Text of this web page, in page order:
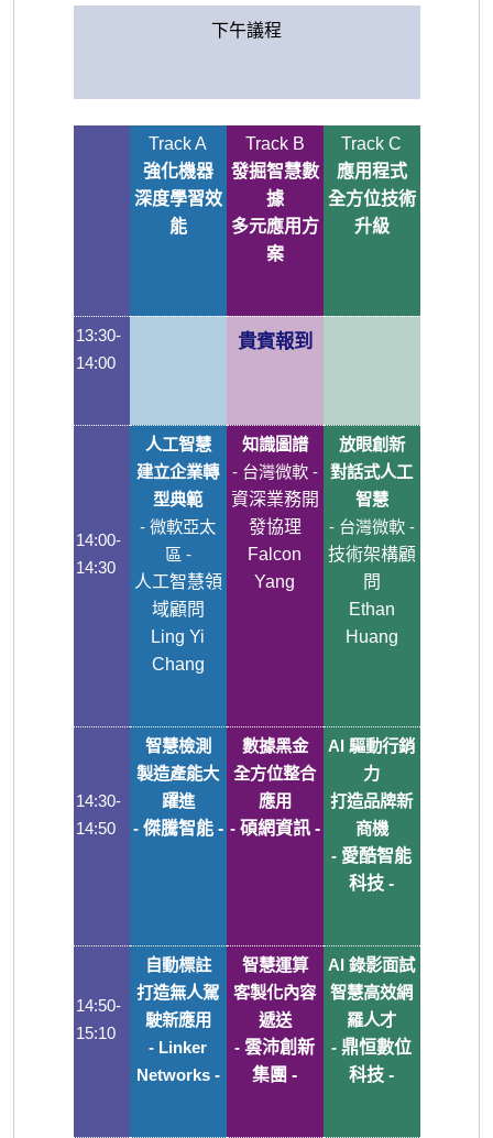
下午議程
Track A
強化機器
深度學習效
能
Track B
發掘智慧數
據
多元應用方
案
Track C
應用程式
全方位技術
升級
13:30-
14:00
貴賓報到
14:00-
14:30
人工智慧
建立企業轉
型典範
- 微軟亞太
區 -
人工智慧領
域顧問
Ling Yi
Chang
知識圖譜
- 台灣微軟 -
資深業務開
發協理
Falcon
Yang
放眼創新
對話式人工
智慧
- 台灣微軟 -
技術架構顧
問
Ethan
Huang
14:30-
14:50
智慧檢測
製造產能大
躍進
- 傑騰智能 -
數據黑金
全方位整合
應用
- 碩網資訊 -
AI 驅動行銷
力
打造品牌新
商機
- 愛酷智能
科技 -
14:50-
15:10
自動標註
打造無人駕
駛新應用
- Linker
Networks -
智慧運算
客製化內容
遞送
- 雲沛創新
集團 -
AI 錄影面試
智慧高效網
羅人才
- 鼎恒數位
科技 -